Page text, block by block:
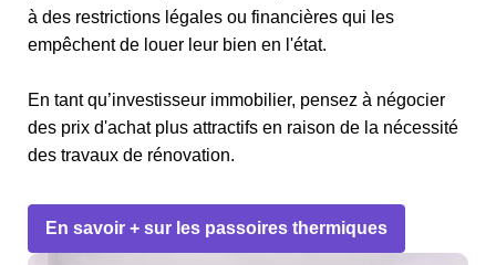
à des restrictions légales ou financières qui les
empêchent de louer leur bien en l'état.
En tant qu’investisseur immobilier, pensez à négocier
des prix d'achat plus attractifs en raison de la nécessité
des travaux de rénovation.
En savoir + sur les passoires thermiques